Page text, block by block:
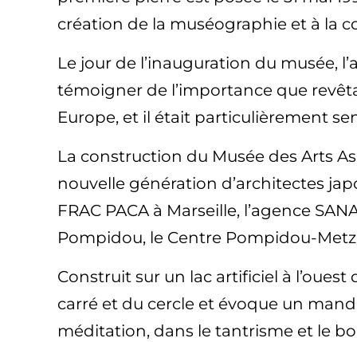
création de la muséographie et à la
Le jour de l’inauguration du musée,
témoigner de l’importance que
Europe, et il était particulièrement
La construction du Musée des Arts
nouvelle génération d’architectes
FRAC PACA à Marseille, l’agence
Pompidou, le Centre Pompidou-
Construit sur un lac artificiel à
carré et du cercle et évoque un
méditation, dans le tantrisme et le